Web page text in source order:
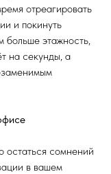
отреагировать
и покинуть
больше этажность,
на секунды, а
остаться сомнений
в вашем